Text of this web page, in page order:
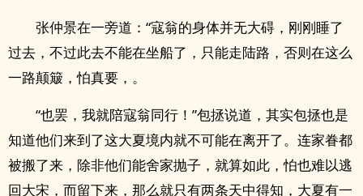
张仲景在一旁道：“寇翁的身体并无大碍，刚刚睡了
过去，不过此去不能在坐船了，只能走陆路，否则在这么
一路颠簸，怕真要，。
“也罢，我就陪寇翁同行！”包拯说道，其实包拯也是
知道他们来到了这大夏境内就不可能在离开了。连家眷都
被搬了来，除非他们能舍家抛子，就算如此，怕也难以逃
回大宋，而留下来，那么就只有两条天中得知，大夏有一